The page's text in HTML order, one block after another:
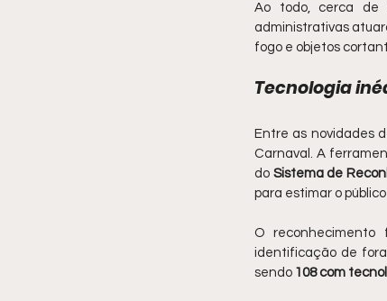
Ao todo, cerca de
administrativas
fogo e objetos
Tecnologia
Entre as novidades
Carnaval. A
do Sistema de
para estimar o
O reconhecimento
identificação de
sendo 108 com